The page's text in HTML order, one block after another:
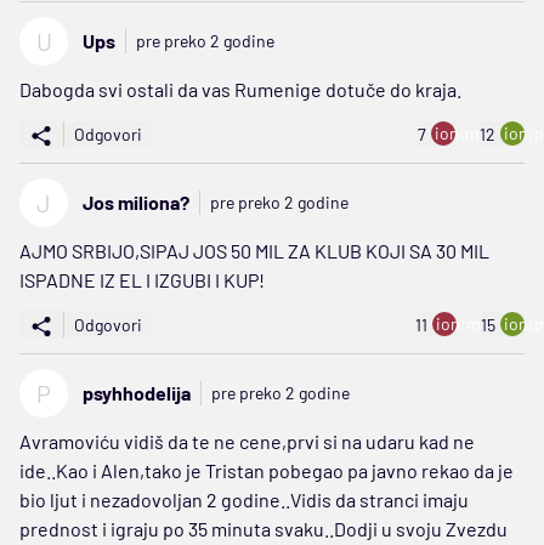
U Ups pre preko 2 godine
Dabogda svi ostali da vas Rumenige dotuče do kraja.
Odgovori 7 ion:minus
12
J Jos miliona? pre preko 2 godine
AJMO SRBIJO,SIPAJ JOS 50 MIL ZA KLUB KOJI SA 30 MIL
ISPADNE IZ EL I IZGUBI I KUP!
Odgovori 11 ion:minus
15
P psyhhodelija pre preko 2 godine
Avramoviću vidiš da te ne cene,prvi si na udaru kad ne
ide..Kao i Alen,tako je Tristan pobegao pa javno rekao da je
bio ljut i nezadovoljan 2 godine..Vidis da stranci imaju
prednost i igraju po 35 minuta svaku..Dodji u svoju Zvezdu